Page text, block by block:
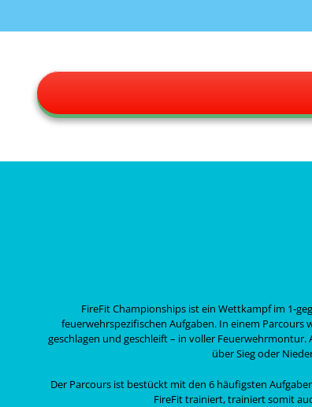
FireFit Championships ist ein Wettkampf im 1-
feuerwehrspezifischen Aufgaben. In einem Parcours
geschlagen und geschleift – in voller Feuerwehrmontur.
über Sieg oder
Der Parcours ist bestückt mit den 6 häufigsten
FireFit trainiert, trainiert somit